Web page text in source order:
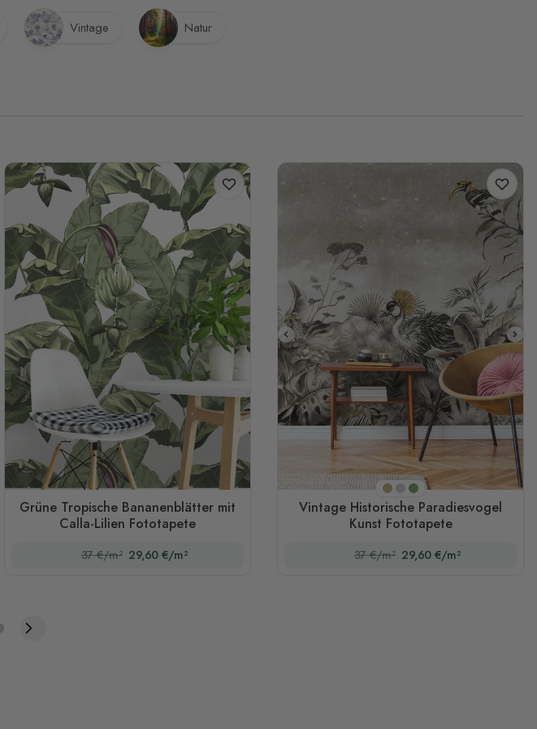
Vintage Natur
Grüne Tropische Bananenblätter mit
Calla-Lilien Fototapete
37 €/m² 29,60 €/m²
SepiaMonochrom
Original
Vintage Historische Paradiesvogel
Kunst Fototapete
37 €/m² 29,60 €/m²